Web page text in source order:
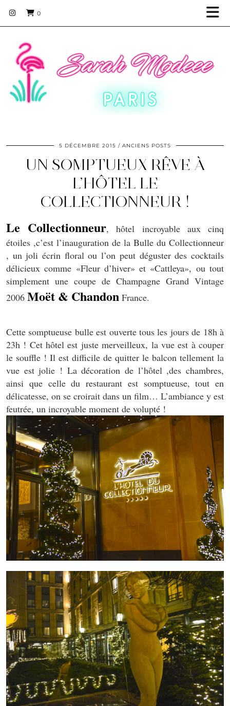
0
5 DÉCEMBRE 2015 ANCIENS POSTS
UN SOMPTUEUX RÊVE À
L’HÔTEL LE
COLLECTIONNEUR !
Le Collectionneur, hôtel incroyable aux cinq
étoiles ,c’est l’inauguration de la Bulle du Collectionneur
, un joli écrin floral ou l’on peut déguster des cocktails
délicieux comme «Fleur d’hiver» et «Cattleya», ou tout
simplement une coupe de Champagne Grand Vintage
2006 Moët & Chandon France.
Cette somptueuse bulle est ouverte tous les jours de 18h à
23h ! Cet hôtel est juste merveilleux, la vue est à couper
le souffle ! Il est difficile de quitter le balcon tellement la
vue est jolie ! La décoration de l’hôtel ,des chambres,
ainsi que celle du restaurant est somptueuse, tout en
délicatesse, on se croirait dans un film… L’ambiance y est
feutrée, un incroyable moment de volupté !